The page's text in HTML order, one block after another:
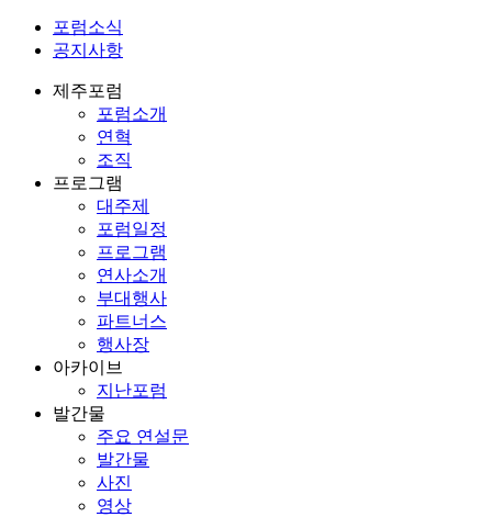
포럼소식
공지사항
제주포럼
포럼소개
연혁
조직
프로그램
대주제
포럼일정
프로그램
연사소개
부대행사
파트너스
행사장
아카이브
지난포럼
발간물
주요 연설문
발간물
사진
영상